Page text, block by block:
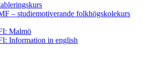
– studiemotiverande folkhögskolekurs
Malmö
Information in english